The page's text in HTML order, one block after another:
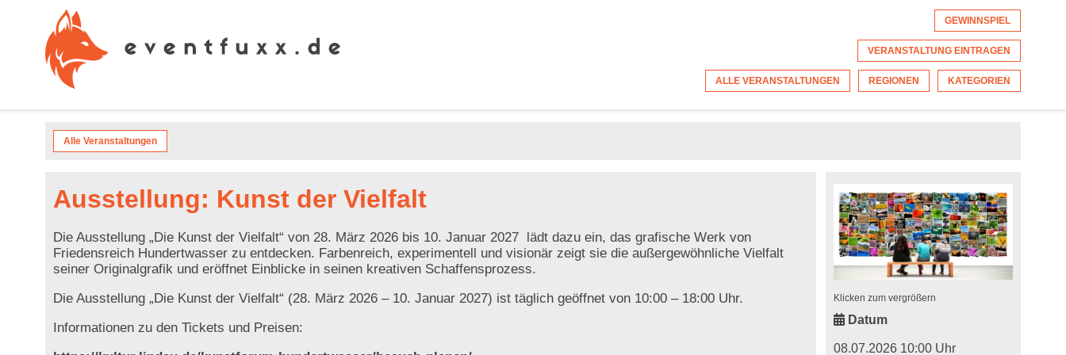
GEWINNSPIEL
VERANSTALTUNG EINTRAGEN
ALLE VERANSTALTUNGEN REGIONEN KATEGORIEN
Alle Veranstaltungen
Ausstellung: Kunst der Vielfalt
Die Ausstellung „Die Kunst der Vielfalt“ von 28. März 2026 bis 10. Januar 2027 lädt dazu ein, das grafische Werk von
Friedensreich Hundertwasser zu entdecken. Farbenreich, experimentell und visionär zeigt sie die außergewöhnliche Vielfalt
seiner Originalgrafik und eröffnet Einblicke in seinen kreativen Schaffensprozess.
Die Ausstellung „Die Kunst der Vielfalt“ (28. März 2026 – 10. Januar 2027) ist täglich geöffnet von 10:00 – 18:00 Uhr.
Informationen zu den Tickets und Preisen:
Klicken zum vergrößern
Datum
08.07.2026 10:00 Uhr